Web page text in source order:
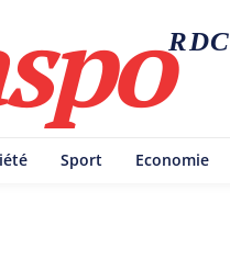
RDC
Sport Economie